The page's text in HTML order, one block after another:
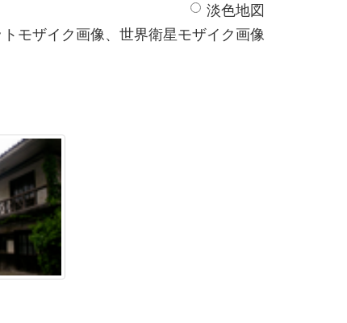
淡色地図
モザイク画像、世界衛星モザイク画像